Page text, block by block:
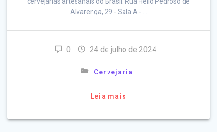
Alvarenga, 29 - Sala A - …
0 24 de julho de 2024
Cervejaria
Leia mais